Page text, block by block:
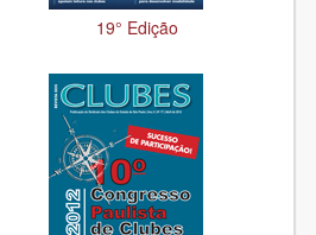
19° Edição